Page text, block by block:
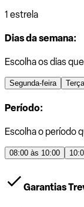
1 estrela
Dias da semana:
Escolha os dias
Segunda-feira
Período:
Escolha o período
08:00 às 10:00
Garantias